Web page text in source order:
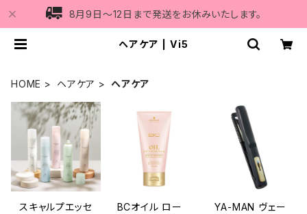
8月9日〜12日まで発送をお休みいたします。
ヘアケア | Vi5
HOME ヘアケア ヘアケア
スキャルプエッセ
BCオイル ロー
YA-MAN ヴェー